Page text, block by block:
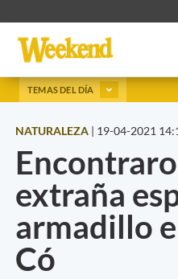
TEMAS DEL DÍA
NATURALEZA | 19-04-2021
extraña
armadillo
Có